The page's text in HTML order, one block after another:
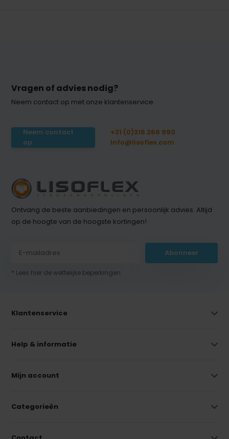
Vragen of advies nodig?
Neem contact op met onze klantenservice.
Neem contact
op
+31 (0)316 266 990
Info@lisoflex.com
Ontvang de beste aanbiedingen en persoonlijk advies. Altijd
op de hoogte van de hoogste kortingen!
Abonneer
* Lees hier de wettelijke beperkingen
Klantenservice
Help & informatie
Mijn account
Categorieën